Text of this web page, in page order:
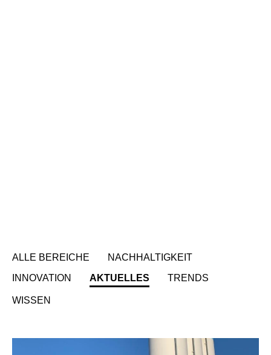
ALLE BEREICHE
NACHHALTIGKEIT
INNOVATION
AKTUELLES TRENDS
WISSEN